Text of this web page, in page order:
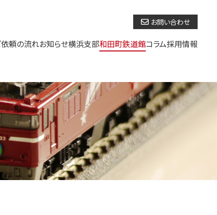
お問い合わせ
頼の流れお知らせ横浜支部和田町鉄道館コラム採用情報